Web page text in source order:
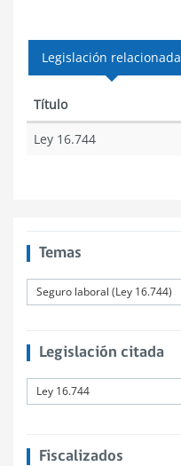
Legislación relacionada
Título
Ley 16.744
Temas
Seguro laboral (Ley 16.744)
Legislación citada
Ley 16.744
Fiscalizados